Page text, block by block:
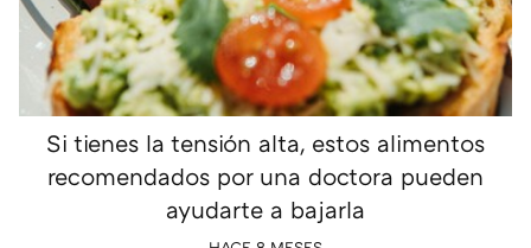
Si tienes la tensión alta, estos alimentos
recomendados por una doctora pueden
ayudarte a bajarla